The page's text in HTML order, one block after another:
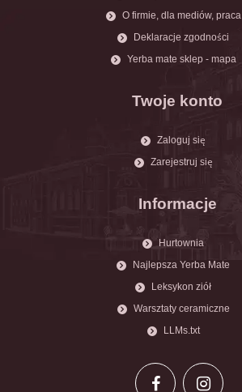
O firmie, dla mediów, praca
Deklaracje zgodności
Yerba mate sklep - mapa
Twoje konto
Zaloguj się
Zarejestruj się
Informacje
Hurtownia
Najlepsza Yerba Mate
Leksykon ziół
Warsztaty ceramiczne
LLMs.txt